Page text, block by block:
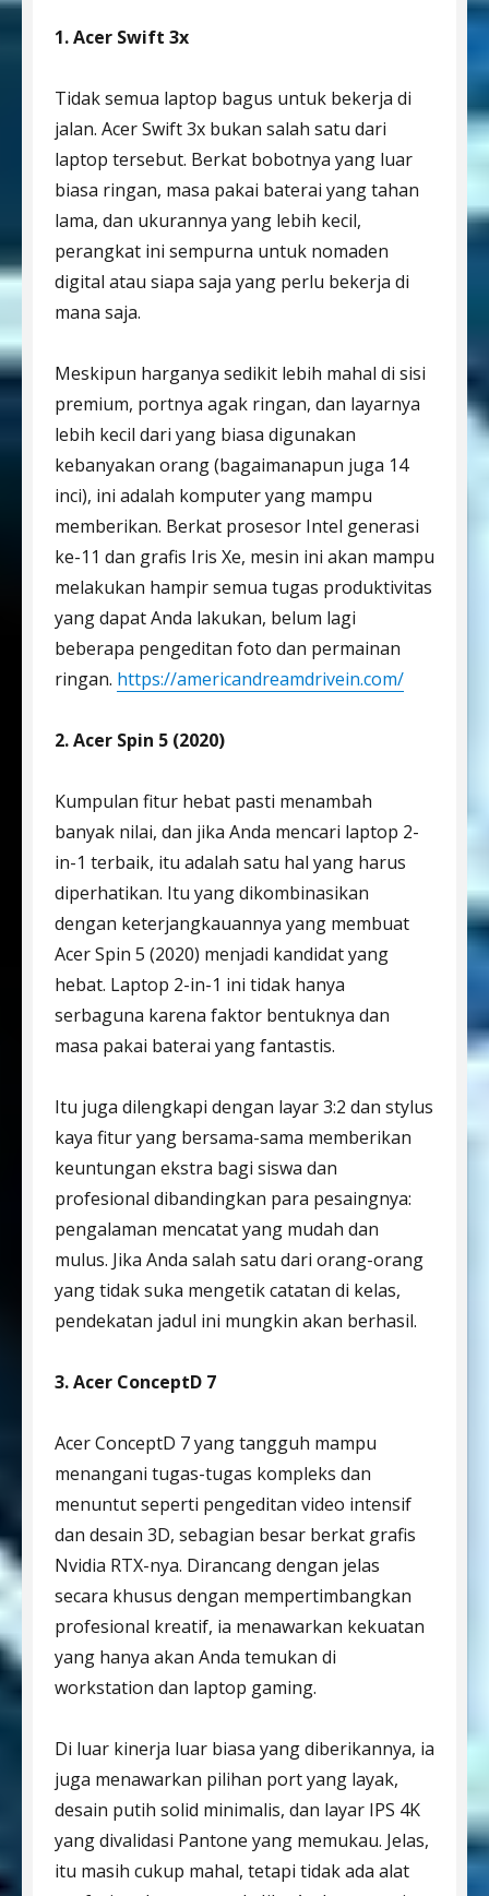
1. Acer Swift 3x
Tidak semua laptop bagus untuk bekerja di
jalan. Acer Swift 3x bukan salah satu dari
laptop tersebut. Berkat bobotnya yang luar
biasa ringan, masa pakai baterai yang tahan
lama, dan ukurannya yang lebih kecil,
perangkat ini sempurna untuk nomaden
digital atau siapa saja yang perlu bekerja di
mana saja.
Meskipun harganya sedikit lebih mahal di sisi
premium, portnya agak ringan, dan layarnya
lebih kecil dari yang biasa digunakan
kebanyakan orang (bagaimanapun juga 14
inci), ini adalah komputer yang mampu
memberikan. Berkat prosesor Intel generasi
ke-11 dan grafis Iris Xe, mesin ini akan mampu
melakukan hampir semua tugas produktivitas
yang dapat Anda lakukan, belum lagi
beberapa pengeditan foto dan permainan
ringan. https://americandreamdrivein.com/
2. Acer Spin 5 (2020)
Kumpulan fitur hebat pasti menambah
banyak nilai, dan jika Anda mencari laptop 2-
in-1 terbaik, itu adalah satu hal yang harus
diperhatikan. Itu yang dikombinasikan
dengan keterjangkauannya yang membuat
Acer Spin 5 (2020) menjadi kandidat yang
hebat. Laptop 2-in-1 ini tidak hanya
serbaguna karena faktor bentuknya dan
masa pakai baterai yang fantastis.
Itu juga dilengkapi dengan layar 3:2 dan stylus
kaya fitur yang bersama-sama memberikan
keuntungan ekstra bagi siswa dan
profesional dibandingkan para pesaingnya:
pengalaman mencatat yang mudah dan
mulus. Jika Anda salah satu dari orang-orang
yang tidak suka mengetik catatan di kelas,
pendekatan jadul ini mungkin akan berhasil.
3. Acer ConceptD 7
Acer ConceptD 7 yang tangguh mampu
menangani tugas-tugas kompleks dan
menuntut seperti pengeditan video intensif
dan desain 3D, sebagian besar berkat grafis
Nvidia RTX-nya. Dirancang dengan jelas
secara khusus dengan mempertimbangkan
profesional kreatif, ia menawarkan kekuatan
yang hanya akan Anda temukan di
workstation dan laptop gaming.
Di luar kinerja luar biasa yang diberikannya, ia
juga menawarkan pilihan port yang layak,
desain putih solid minimalis, dan layar IPS 4K
yang divalidasi Pantone yang memukau. Jelas,
itu masih cukup mahal, tetapi tidak ada alat